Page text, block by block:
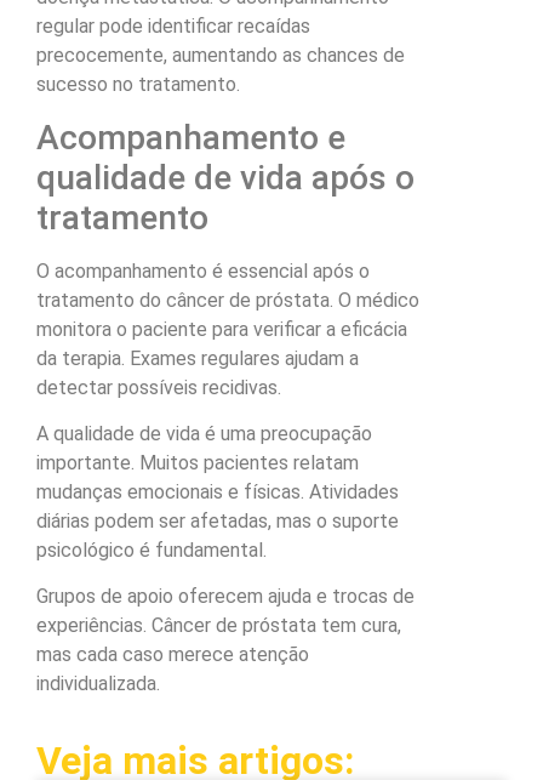
regular pode identificar recaídas
precocemente, aumentando as chances de
sucesso no tratamento.
Acompanhamento e
qualidade de vida após o
tratamento
O acompanhamento é essencial após o
tratamento do câncer de próstata. O médico
monitora o paciente para verificar a eficácia
da terapia. Exames regulares ajudam a
detectar possíveis recidivas.
A qualidade de vida é uma preocupação
importante. Muitos pacientes relatam
mudanças emocionais e físicas. Atividades
diárias podem ser afetadas, mas o suporte
psicológico é fundamental.
Grupos de apoio oferecem ajuda e trocas de
experiências. Câncer de próstata tem cura,
mas cada caso merece atenção
individualizada.
Veja mais artigos: